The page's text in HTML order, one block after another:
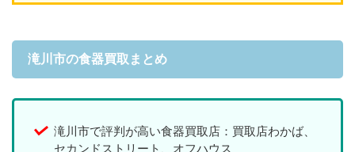
滝川市の食器買取まとめ
滝川市で評判が高い食器買取店：買取店わかば、
セカンドストリート、オフハウス